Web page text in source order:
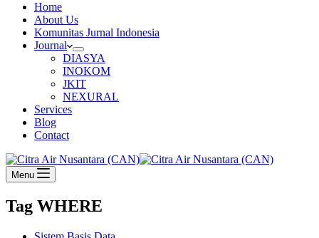
Home
About Us
Komunitas Jurnal Indonesia
Journal
DIASYA
INOKOM
JKIT
NEXURAL
Services
Blog
Contact
Menu
Tag WHERE